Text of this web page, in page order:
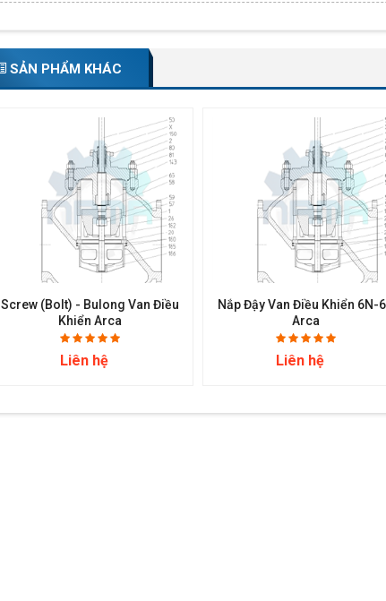
SẢN PHẨM KHÁC
Screw (bolt) - Bulong Van Điều
Khiển Arca
Liên hệ
Nắp Đậy Van Điều Khiển 6N-
Arca
Liên hệ